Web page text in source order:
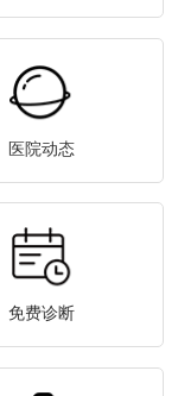
医院动态
免费诊断